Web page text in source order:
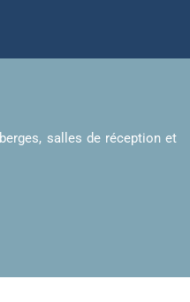
salles de réception et